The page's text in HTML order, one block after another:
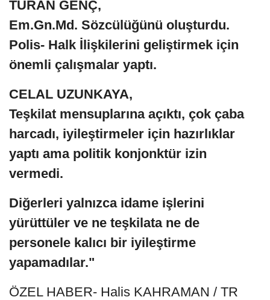
TURAN GENÇ,
Em.Gn.Md. Sözcülüğünü oluşturdu.
Polis- Halk İlişkilerini geliştirmek için
önemli çalışmalar yaptı.
CELAL UZUNKAYA,
Teşkilat mensuplarına açıktı, çok çaba
harcadı, iyileştirmeler için hazırlıklar
yaptı ama politik konjonktür izin
vermedi.
Diğerleri yalnızca idame işlerini
yürüttüler ve ne teşkilata ne de
personele kalıcı bir iyileştirme
yapamadılar."
ÖZEL HABER- Halis KAHRAMAN / TR